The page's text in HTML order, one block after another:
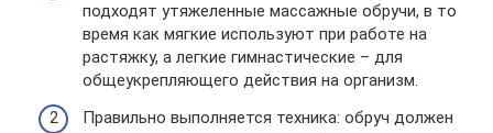
подходят утяжеленные массажные обручи, в то
время как мягкие используют при работе на
растяжку, а легкие гимнастические – для
общеукрепляющего действия на организм.
Правильно выполняется техника: обруч должен